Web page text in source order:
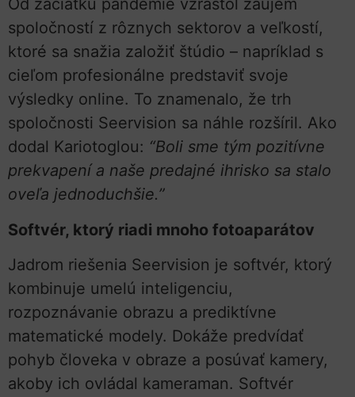
Od začiatku pandémie vzrástol záujem
spoločností z rôznych sektorov a veľkostí,
ktoré sa snažia založiť štúdio – napríklad s
cieľom profesionálne predstaviť svoje
výsledky online. To znamenalo, že trh
spoločnosti Seervision sa náhle rozšíril. Ako
dodal Kariotoglou: “Boli sme tým pozitívne
prekvapení a naše predajné ihrisko sa stalo
oveľa jednoduchšie.”
Softvér, ktorý riadi mnoho fotoaparátov
Jadrom riešenia Seervision je softvér, ktorý
kombinuje umelú inteligenciu,
rozpoznávanie obrazu a prediktívne
matematické modely. Dokáže predvídať
pohyb človeka v obraze a posúvať kamery,
akoby ich ovládal kameraman. Softvér